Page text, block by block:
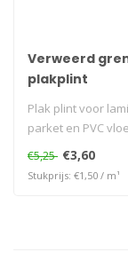
Verweerd
plakplint
Plak plint voor
parket en PVC
€5,25 €3,60
Stukprijs: €1,50 / m¹